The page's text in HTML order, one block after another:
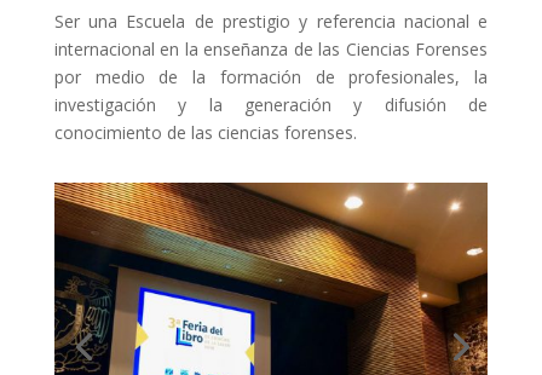
Ser una Escuela de prestigio y referencia nacional e
internacional en la enseñanza de las Ciencias Forenses
por medio de la formación de profesionales, la
investigación y la generación y difusión de
conocimiento de las ciencias forenses.